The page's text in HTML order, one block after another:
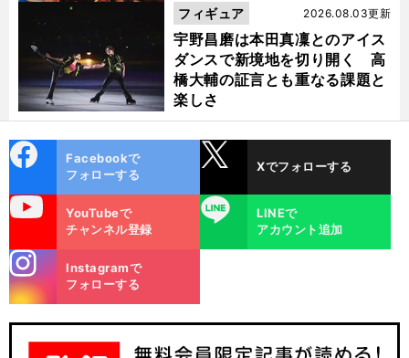
宇野昌磨は本田真凜とのアイス
ダンスで新境地を切り開く 高
橋大輔の証言とも重なる課題と
楽しさ
2026.08.03更新
フィギュア
ok
Facebookで
フォローする
Xでフォローする
YouTubeで
チャンネル登録
LINE
LINEで
アカウント追加
m
Instagramで
フォローする